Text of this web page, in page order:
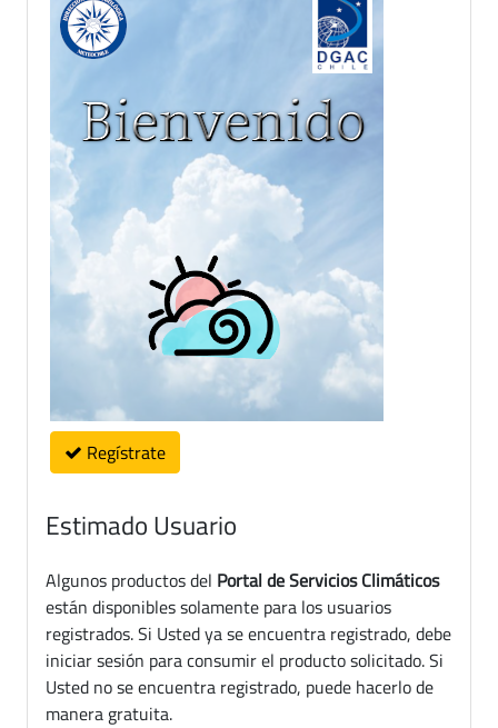
Regístrate
Estimado Usuario
Algunos productos del Portal de Servicios Climáticos
están disponibles solamente para los usuarios
registrados. Si Usted ya se encuentra registrado, debe
iniciar sesión para consumir el producto solicitado. Si
Usted no se encuentra registrado, puede hacerlo de
manera gratuita.